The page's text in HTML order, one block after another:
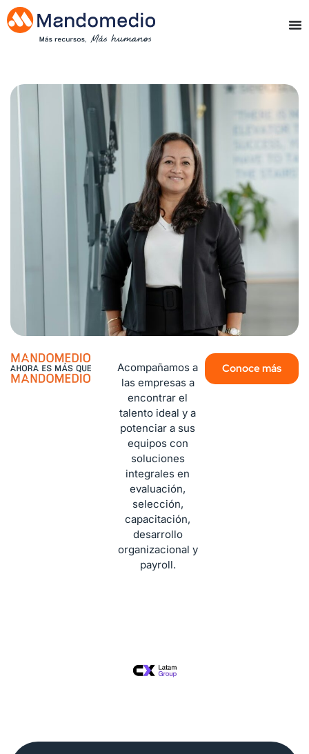
Acompañamos a
las empresas a
encontrar el
talento ideal y a
potenciar a sus
equipos con
soluciones
integrales en
evaluación,
selección,
capacitación,
desarrollo
organizacional y
payroll.
Conoce más